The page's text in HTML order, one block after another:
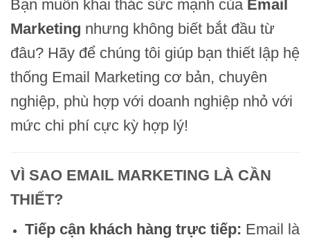
Bạn muốn khai thác sức mạnh của Email
Marketing nhưng không biết bắt đầu từ
đâu? Hãy để chúng tôi giúp bạn thiết lập hệ
thống Email Marketing cơ bản, chuyên
nghiệp, phù hợp với doanh nghiệp nhỏ với
mức chi phí cực kỳ hợp lý!
VÌ SAO EMAIL MARKETING LÀ CẦN
THIẾT?
Tiếp cận khách hàng trực tiếp: Email là